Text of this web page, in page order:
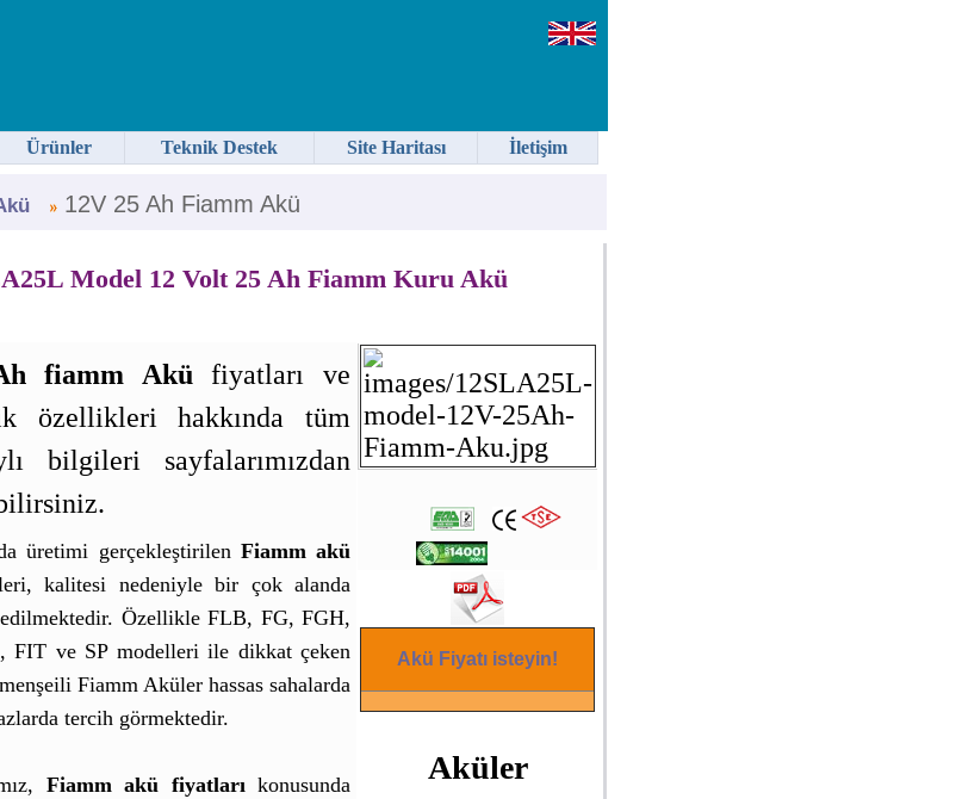
12V 25 Ah Fiamm Akü
Model 12 Volt 25 Ah Fiamm Kuru Akü
fiamm Aküfiyatları ve
özellikleri hakkında tüm
bilgileri sayfalarımızdan
üretimi gerçekleştirilen Fiamm akü
kalitesi nedeniyle bir çok alanda
Özellikle FLB, FG, FGH,
FIT ve SP modelleri ile dikkat çeken
Fiamm Aküler hassas sahalarda
tercih görmektedir.
Fiamm akü fiyatlarıkonusunda
Akü Fiyatı isteyin!
Aküler
Ürünler Teknik Destek Site Haritası İletişim